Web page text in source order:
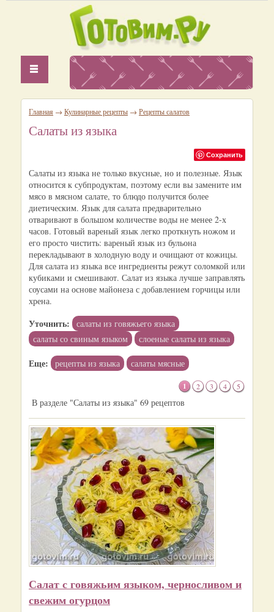
Главная → Кулинарные рецепты → Рецепты салатов
Салаты из языка
Сохранить
Салаты из языка не только вкусные, но и полезные. Язык
относится к субпродуктам, поэтому если вы замените им
мясо в мясном салате, то блюдо получится более
диетическим. Язык для салата предварительно
отваривают в большом количестве воды не менее 2-х
часов. Готовый вареный язык легко проткнуть ножом и
его просто чистить: вареный язык из бульона
перекладывают в холодную воду и очищают от кожицы.
Для салата из языка все ингредиенты режут соломкой или
кубиками и смешивают. Салат из языка лучше заправлять
соусами на основе майонеза с добавлением горчицы или
хрена.
Уточнить:
салаты из говяжьего языка
салаты со свиным языком
слоеные салаты из языка
Еще: рецепты из языка салаты мясные
1 2 3 4 5
В разделе "Салаты из языка" 69 рецептов
Салат с говяжьим языком, черносливом и
свежим огурцом